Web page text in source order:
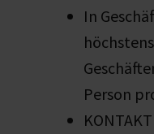
In
Person